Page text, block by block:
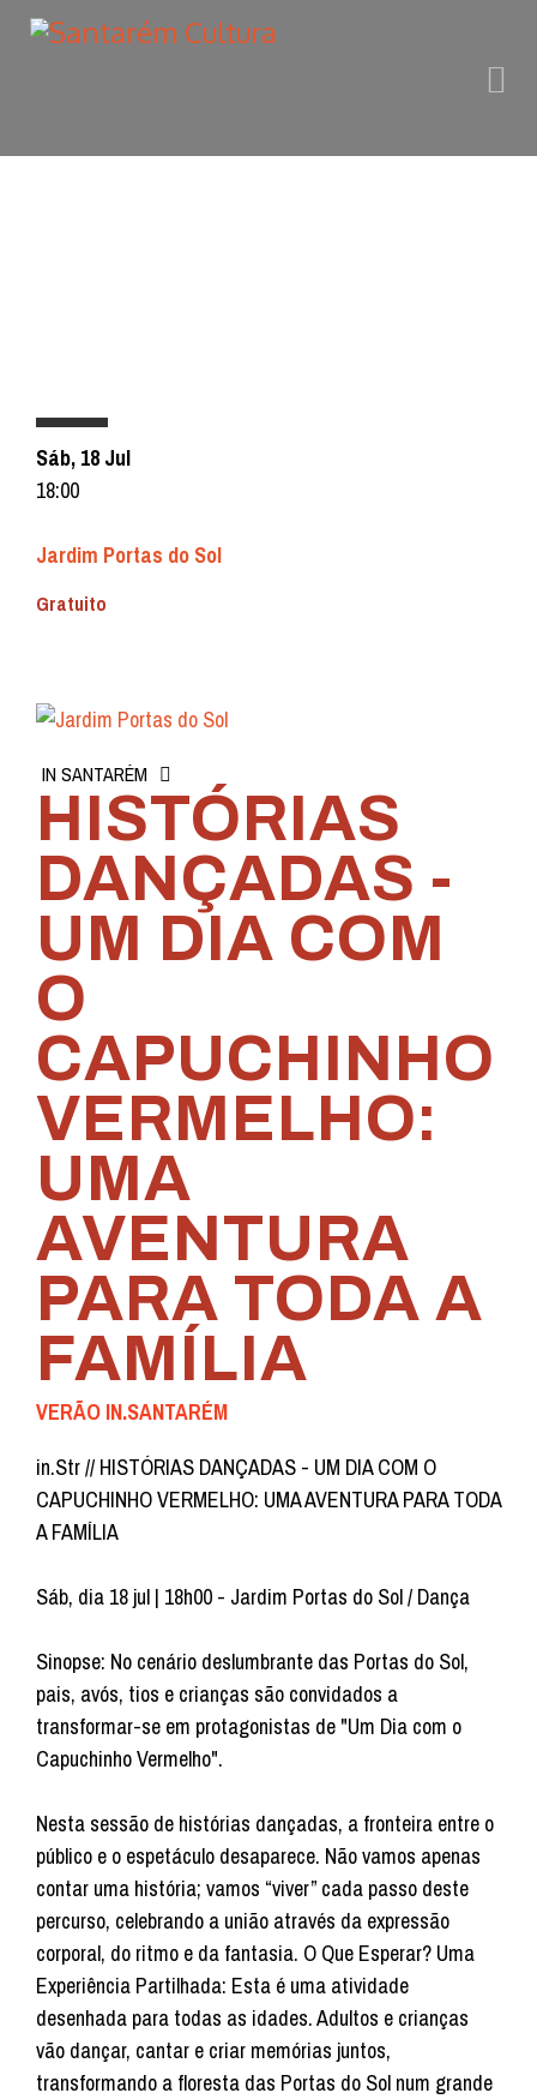
Sáb, 18 Jul
18:00
Jardim Portas do Sol
Gratuito
IN SANTARÉM
HISTÓRIAS
DANÇADAS -
UM DIA COM
O
CAPUCHINHO
VERMELHO:
UMA
AVENTURA
PARA TODA A
FAMÍLIA
VERÃO IN.SANTARÉM
in.Str // HISTÓRIAS DANÇADAS - UM DIA COM O
CAPUCHINHO VERMELHO: UMA AVENTURA PARA TODA
A FAMÍLIA
Sáb, dia 18 jul | 18h00 - Jardim Portas do Sol / Dança
Sinopse: No cenário deslumbrante das Portas do Sol,
pais, avós, tios e crianças são convidados a
transformar-se em protagonistas de "Um Dia com o
Capuchinho Vermelho".
Nesta sessão de histórias dançadas, a fronteira entre o
público e o espetáculo desaparece. Não vamos apenas
contar uma história; vamos “viver” cada passo deste
percurso, celebrando a união através da expressão
corporal, do ritmo e da fantasia. O Que Esperar? Uma
Experiência Partilhada: Esta é uma atividade
desenhada para todas as idades. Adultos e crianças
vão dançar, cantar e criar memórias juntos,
transformando a floresta das Portas do Sol num grande